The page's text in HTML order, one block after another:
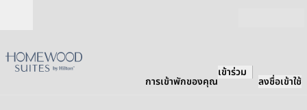
การเข้าพักของคุณ
เข้าร่วม
ลงชื่อเข้าใช้